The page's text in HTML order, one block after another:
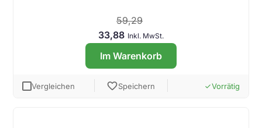
59,29
33,88 Inkl. MwSt.
Im Warenkorb
Vergleichen favoriteSpeichern doneVorrätig